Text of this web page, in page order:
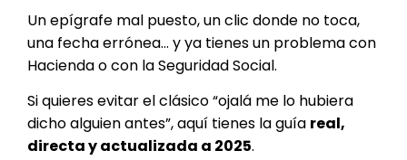
Un epígrafe mal puesto, un clic donde no toca,
una fecha errónea… y ya tienes un problema con
Hacienda o con la Seguridad Social.
Si quieres evitar el clásico “ojalá me lo hubiera
dicho alguien antes”, aquí tienes la guía real,
directa y actualizada a 2025.